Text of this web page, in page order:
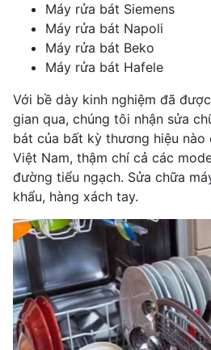
Máy rửa bát Siemens
Máy rửa bát Napoli
Máy rửa bát Beko
Máy rửa bát Hafele
Với bề dày kinh nghiệm đã
gian qua, chúng tôi nhận sửa
bát của bất kỳ thương hiệu
Việt Nam, thậm chí cả các
đường tiểu ngạch. Sửa chữa
khẩu, hàng xách tay.